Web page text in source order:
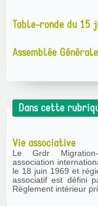
Table-ronde du 15
Assemblée Générale
Dans cette
Vie associative
Le Grdr Migration-
association
le 18 juin 1969 et
associatif est défini
Règlement intérieur